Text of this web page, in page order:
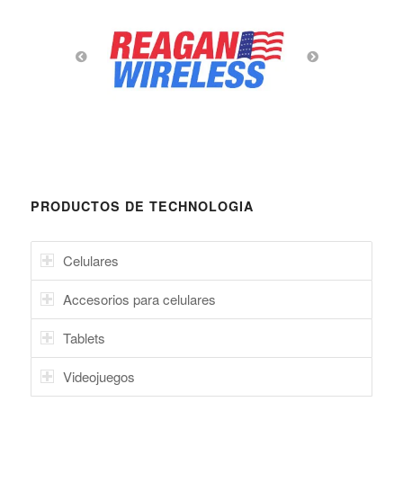
PRODUCTOS DE TECHNOLOGIA
Celulares
Accesorios para celulares
Tablets
Videojuegos